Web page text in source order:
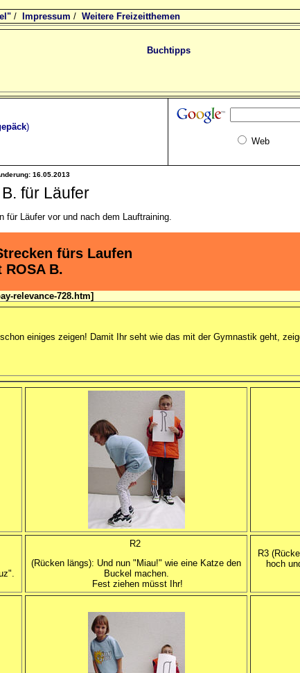
/ Impressum / Weitere Freizeitthemen
Buchtipps
)
Web
16.05.2013
für Läufer
für Läufer vor und nach dem Lauftraining.
fürs Laufen
ROSA B.
relevance-728.htm]
einiges zeigen! Damit Ihr seht wie das mit der Gymnastik geht,
R2
(Rücken längs): Und nun "Miau!" wie eine Katze den
Buckel machen.
Fest ziehen müsst Ihr!
R3
hoch